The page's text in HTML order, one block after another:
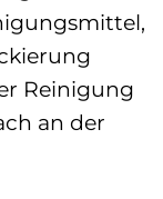
Reinigung
an der